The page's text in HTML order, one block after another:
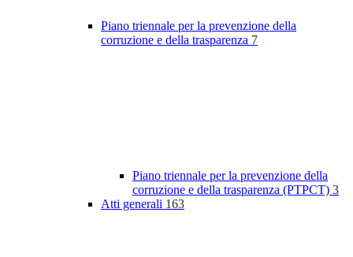
Piano triennale per la prevenzione della
corruzione e della trasparenza 7
Piano triennale per la prevenzione della
corruzione e della trasparenza (PTPCT) 3
Atti generali 163